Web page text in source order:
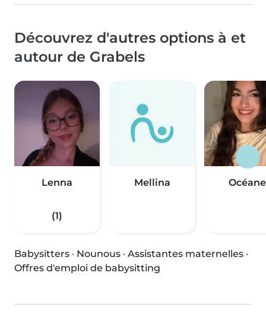
Découvrez d'autres options à et
autour de Grabels
Lenna
(1)
Mellina Océane
Babysitters · Nounous · Assistantes maternelles ·
Offres d'emploi de babysitting